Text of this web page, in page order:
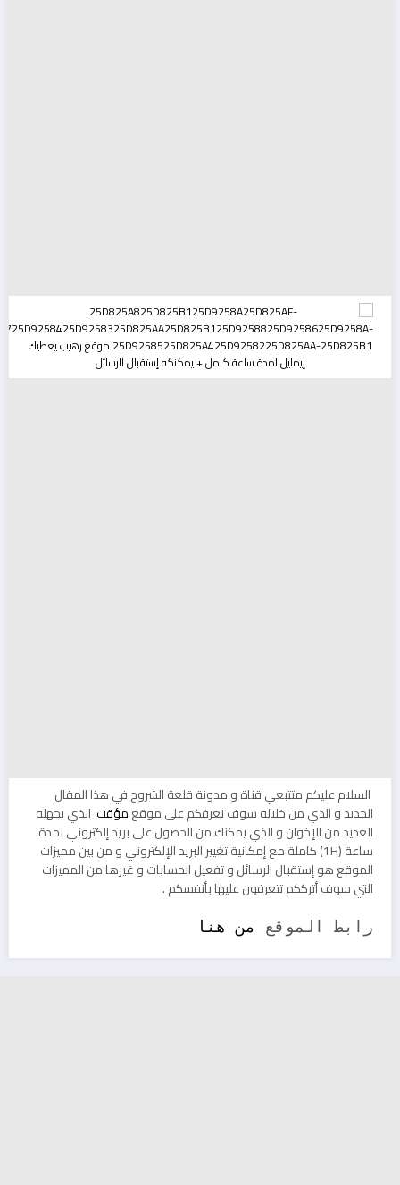
السلام عليكم متتبعي قناة و مدونة قلعة الشروح في هذا المقال
الجديد و الذي من خلاله سوف نعرفكم على موقعمؤقت الذي يجهله
العديد من الإخوان و الذي يمكنك من الحصول على بريد إلكتروني لمدة
ساعة (1H) كاملة مع إمكانية تغيير البريد الإلكتروني و من بين مميزات
الموقع هو إستقبال الرسائل و تفعيل الحسابات و غيرها من المميزات
التي سوف أترككم تتعرفون عليها بأنفسكم .
رابط الموقع من هنا